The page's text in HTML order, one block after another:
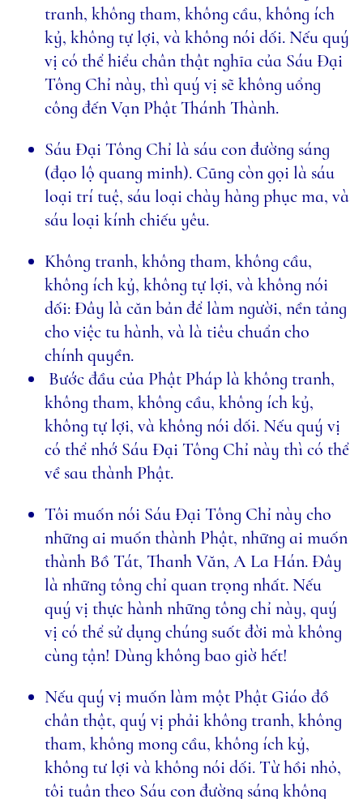
tranh, không tham, không cầu, không ích
kỷ, không tự lợi, và không nói dối. Nếu quý
vị có thể hiểu chân thật nghĩa của Sáu Đại
Tông Chỉ này, thì quý vị sẽ không uổng
công đến Vạn Phật Thánh Thành.
Sáu Ðại Tông Chỉ là sáu con đường sáng
(đạo lộ quang minh). Cũng còn gọi là sáu
loại trí tuệ, sáu loại chày hàng phục ma, và
sáu loại kính chiếu yêu.
Không tranh, không tham, không cầu,
không ích kỷ, không tự lợi, và không nói
dối: Ðây là căn bản để làm người, nền tảng
cho việc tu hành, và là tiêu chuẩn cho
chính quyền.
Bước đầu của Phật Pháp là không tranh,
không tham, không cầu, không ích kỷ,
không tự lợi, và không nói dối. Nếu quý vị
có thể nhớ Sáu Ðại Tông Chỉ này thì có thể
về sau thành Phật.
Tôi muốn nói Sáu Ðại Tông Chỉ này cho
những ai muốn thành Phật, những ai muốn
thành Bồ Tát, Thanh Văn, A La Hán. Ðây
là những tông chỉ quan trọng nhất. Nếu
quý vị thực hành những tông chỉ này, quý
vị có thể sử dụng chúng suốt đời mà không
cùng tận! Dùng không bao giờ hết!
Nếu quý vị muốn làm một Phật Giáo đồ
chân thật, quý vị phải không tranh, không
tham, không mong cầu, không ích kỷ,
không tư lợi và không nói dối. Từ hồi nhỏ,
tôi tuân theo Sáu con đường sáng không